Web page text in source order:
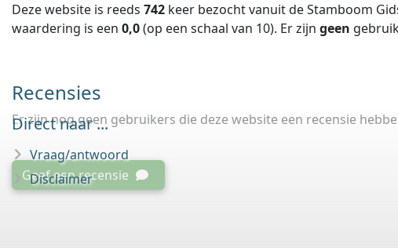
Deze website is reeds 742 keer bezocht vanuit de Stamboom
waardering is een 0,0(op een schaal van 10). Er zijn geen
Recensies
Er zijn nog geen gebruikers die deze website een recensie
Geef een recensie
Direct naar ...
Vraag/antwoord
Disclaimer